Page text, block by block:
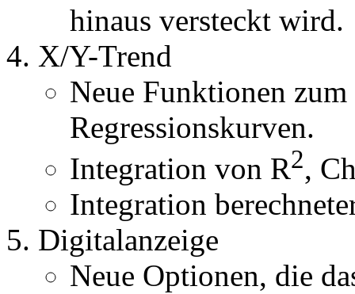
hinaus versteckt wird.
X/Y-Trend
Neue Funktionen
Regressionskurven.
Integration von R2,
Integration
Digitalanzeige
Neue Optionen, die